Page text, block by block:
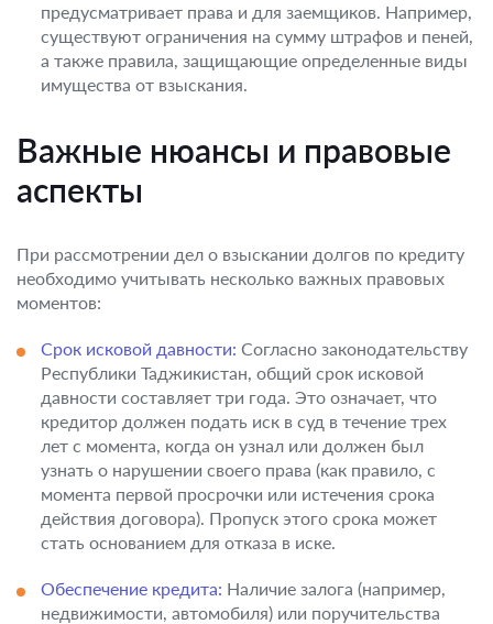
предусматривает права и для заемщиков. Например,
существуют ограничения на сумму штрафов и пеней,
а также правила, защищающие определенные виды
имущества от взыскания.
Важные нюансы и правовые
аспекты
При рассмотрении дел о взыскании долгов по кредиту
необходимо учитывать несколько важных правовых
моментов:
Срок исковой давности: Согласно законодательству
Республики Таджикистан, общий срок исковой
давности составляет три года. Это означает, что
кредитор должен подать иск в суд в течение трех
лет с момента, когда он узнал или должен был
узнать о нарушении своего права (как правило, с
момента первой просрочки или истечения срока
действия договора). Пропуск этого срока может
стать основанием для отказа в иске.
Обеспечение кредита: Наличие залога (например,
недвижимости, автомобиля) или поручительства